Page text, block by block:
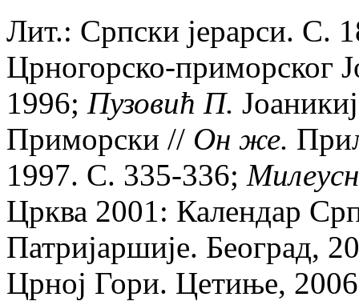
Лит.: Српски jерарси. С.
Црногорско-приморског
1996; Пузовић П.
Приморски // Он же.
1997. С. 335-336;
Црква 2001: Календар
Патриjаршиjе. Београд,
Црноj Гори. Цетиње,